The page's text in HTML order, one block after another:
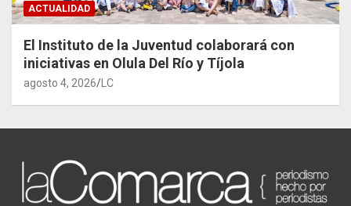
ACTUALIDAD
El Instituto de la Juventud colaborará con
iniciativas en Olula Del Río y Tíjola
agosto 4, 2026 LC